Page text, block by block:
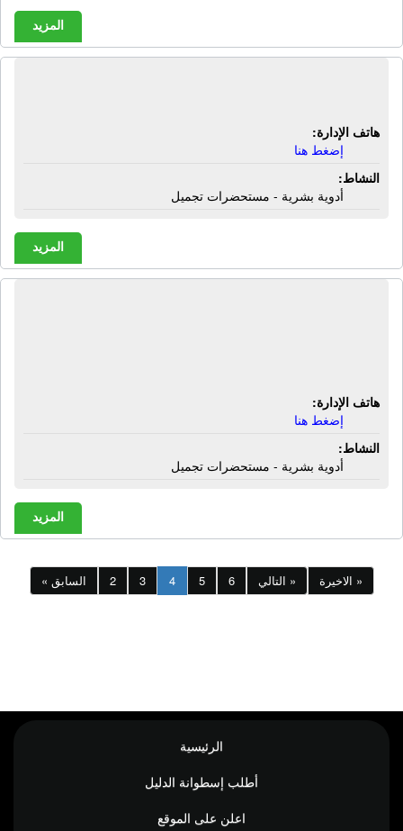
المزيد
هاتف الإدارة:
إضغط هنا
النشاط:
أدوية بشرية - مستحضرات تجميل
المزيد
هاتف الإدارة:
إضغط هنا
النشاط:
أدوية بشرية - مستحضرات تجميل
المزيد
« السابق 2 3 4 5 6 التالي » الاخيرة »
الرئيسية
أطلب إسطوانة الدليل
اعلن على الموقع